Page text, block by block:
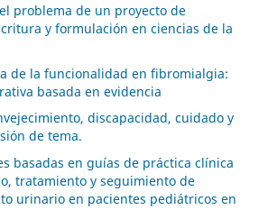
problema de un proyecto de
y formulación en ciencias de la
de la funcionalidad en fibromialgia:
basada en evidencia
discapacidad, cuidado y
de tema.
basadas en guías de práctica clínica
tratamiento y seguimiento de
urinario en pacientes pediátricos en